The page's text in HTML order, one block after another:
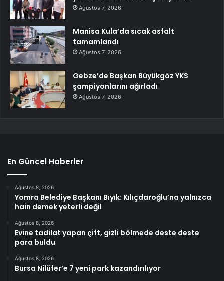
Ağustos 7, 2026
Manisa Kula’da sıcak asfalt
tamamlandı
Ağustos 7, 2026
Gebze’de Başkan Büyükgöz YKS
şampiyonlarını ağırladı
Ağustos 7, 2026
En Güncel Haberler
Ağustos 8, 2026
Yomra Belediye Başkanı Bıyık: Kılıçdaroğlu’na yalnızca
hain demek yeterli değil
Ağustos 8, 2026
Evine tadilat yapan çift, gizli bölmede deste deste
para buldu
Ağustos 8, 2026
Bursa Nilüfer’e 7 yeni park kazandırılıyor